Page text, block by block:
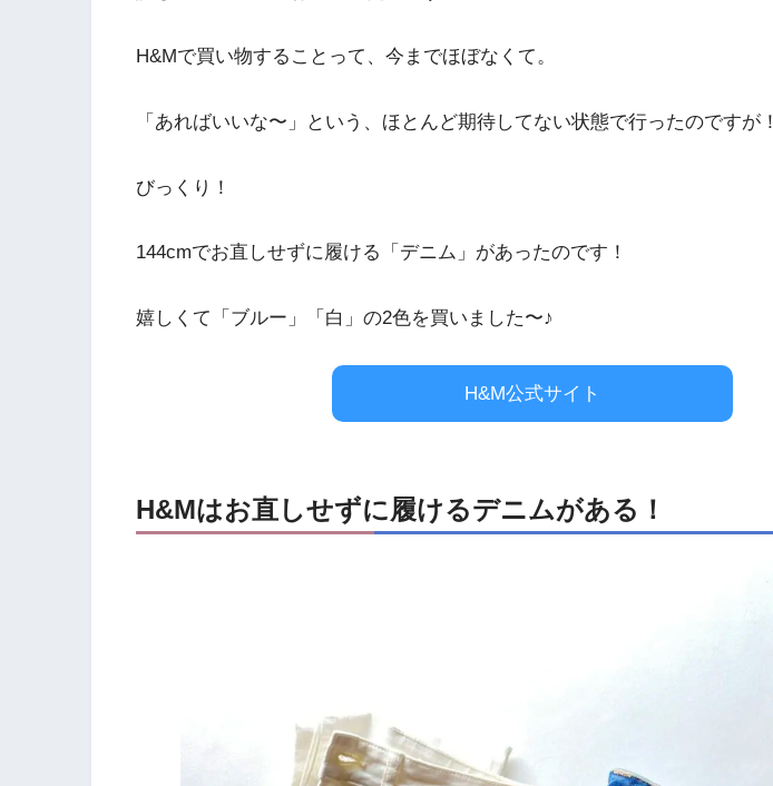
H&Mで買い物することって、今までほぼなくて。
「あればいいな〜」という、ほとんど期待してない状態で行ったのですが！
びっくり！
144cmでお直しせずに履ける「デニム」があったのです！
嬉しくて「ブルー」「白」の2色を買いました〜♪
H&M公式サイト
H&Mはお直しせずに履けるデニムがある！